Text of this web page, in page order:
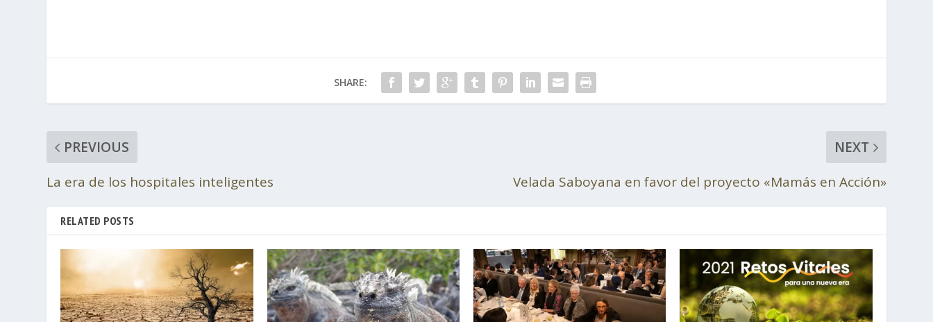
SHARE:
PREVIOUS
La era de los hospitales inteligentes
NEXT
Velada Saboyana en favor del proyecto «Mamás en Acción»
RELATED POSTS